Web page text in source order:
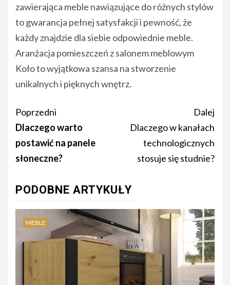
zawierająca meble nawiązujące do różnych stylów
to gwarancja pełnej satysfakcji i pewność, że
każdy znajdzie dla siebie odpowiednie meble.
Aranżacja pomieszczeń z salonem meblowym
Koło to wyjątkowa szansa na stworzenie
unikalnych i pięknych wnętrz.
Nawigacja
wpisu
Poprzedni
Dlaczego warto
postawić na panele
słoneczne?
Dalej
Dlaczego w kanałach
technologicznych
stosuje się studnie?
PODOBNE ARTYKUŁY
MEBLE